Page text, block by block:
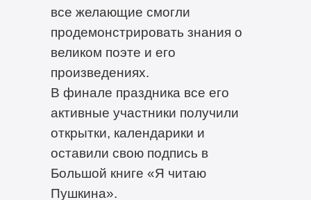
все желающие смогли
продемонстрировать знания о
великом поэте и его
произведениях.
В финале праздника все его
активные участники получили
открытки, календарики и
оставили свою подпись в
Большой книге «Я читаю
Пушкина».